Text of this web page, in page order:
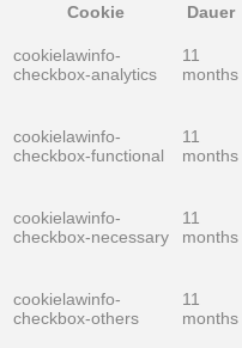
Cookie
Dauer
cookielawinfo-
checkbox-analytics
11
months
cookielawinfo-
checkbox-functional
11
months
cookielawinfo-
checkbox-necessary
11
months
cookielawinfo-
checkbox-others
11
months